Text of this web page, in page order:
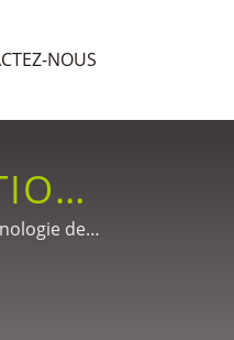
NOUS
de